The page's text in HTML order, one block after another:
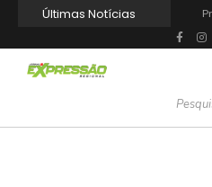
Últimas Notícias